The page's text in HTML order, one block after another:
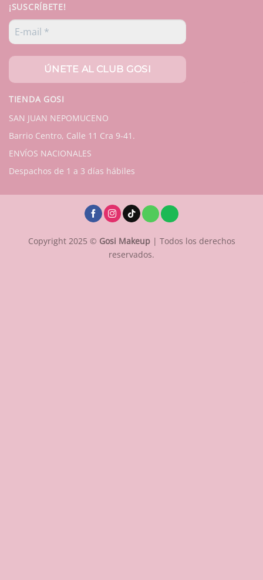
¡SUSCRÍBETE!
TIENDA GOSI
SAN JUAN NEPOMUCENO
Barrio Centro, Calle 11 Cra 9-41.
ENVÍOS NACIONALES
Despachos de 1 a 3 días hábiles
Copyright 2025 © Gosi Makeup | Todos los derechos
reservados.